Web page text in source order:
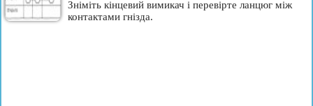
Зніміть кінцевий вимикач і перевірте ланцюг між
контактами гнізда.